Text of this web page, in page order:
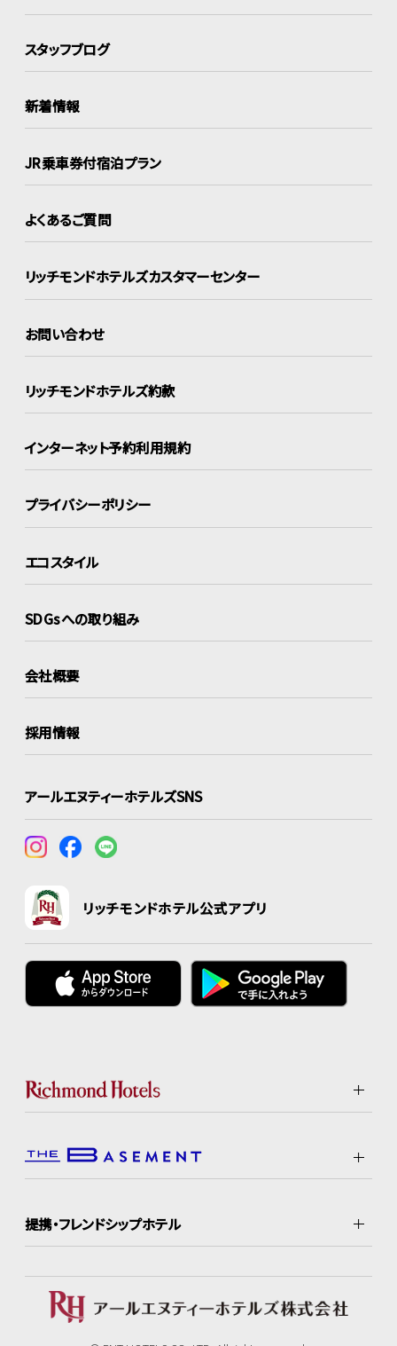
スタッフブログ
新着情報
JR乗車券付宿泊プラン
よくあるご質問
リッチモンドホテルズカスタマーセンター
お問い合わせ
リッチモンドホテルズ約款
インターネット予約利用規約
プライバシーポリシー
エコスタイル
SDGsへの取り組み
会社概要
採用情報
アールエヌティーホテルズSNS
リッチモンドホテル公式アプリ
提携・フレンドシップホテル